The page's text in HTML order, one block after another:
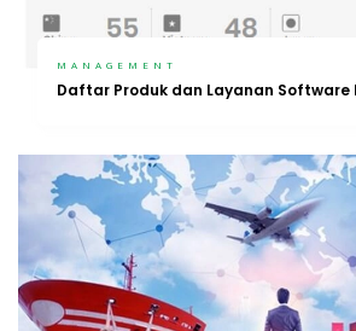
MANAGEMENT
Daftar Produk dan Layanan Software